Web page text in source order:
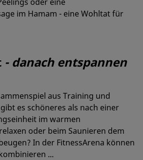
im Hamam - eine Wohltat für
- danach entspannen
aus Training und
es schöneres als nach einer
im warmen
oder beim Saunieren dem
In der FitnessArena können
...